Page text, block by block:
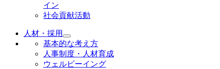
イン
社会貢献活動
人材・採用
基本的な考え方
人事制度・人材育成
ウェルビーイング